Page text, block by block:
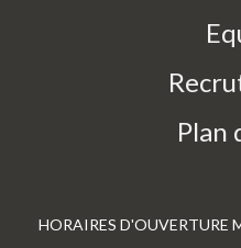
Plan
HORAIRES D'OUVERTURE